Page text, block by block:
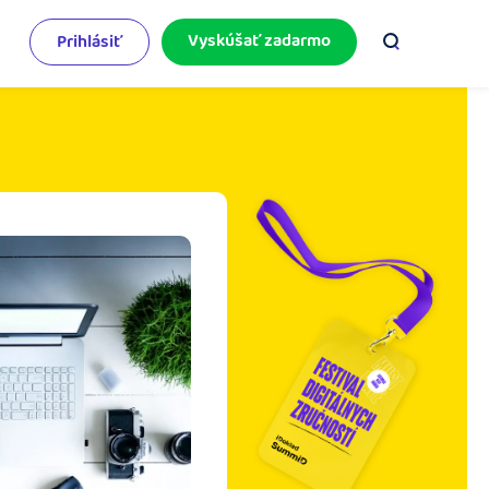
Pracujete v iDoklade a potrebujete poradiť?
Prihlásiť Vyskúšať zadarmo